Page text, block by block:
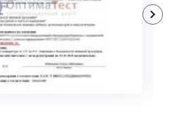
ПОДРОБНЕЕ